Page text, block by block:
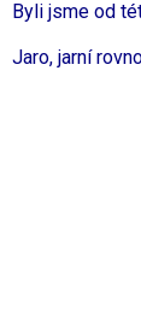
Byli jsme od
Jaro, jarní